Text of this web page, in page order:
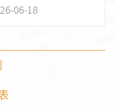
06-18